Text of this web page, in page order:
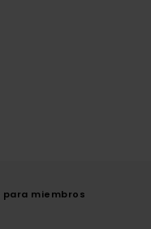
miembros